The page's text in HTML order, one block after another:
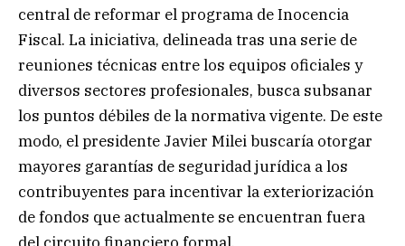
central de reformar el programa de Inocencia
Fiscal. La iniciativa, delineada tras una serie de
reuniones técnicas entre los equipos oficiales y
diversos sectores profesionales, busca subsanar
los puntos débiles de la normativa vigente. De este
modo, el presidente Javier Milei buscaría otorgar
mayores garantías de seguridad jurídica a los
contribuyentes para incentivar la exteriorización
de fondos que actualmente se encuentran fuera